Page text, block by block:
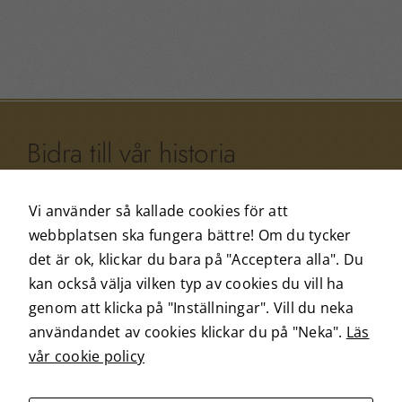
Bidra till vår historia
Eller kanske något gammalt fotografi du vill dela
med dig av? Hjälp oss att dokumentera vår
historia och bidra till vår framtid.
Bidra
Vi använder så kallade cookies för att
webbplatsen ska fungera bättre! Om du tycker
det är ok, klickar du bara på "Acceptera alla". Du
kan också välja vilken typ av cookies du vill ha
genom att klicka på "Inställningar". Vill du neka
användandet av cookies klickar du på "Neka". Läs
vår cookie policy
möjligt
under ditt
du nekar
dessa
kommer viss
funktionalitet
att försvinna
från webben.